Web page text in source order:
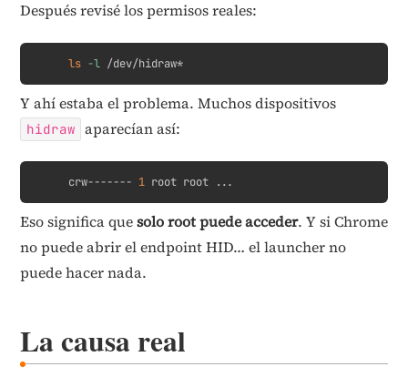
Después revisé los permisos reales:
ls -l /dev/hidraw*
Y ahí estaba el problema. Muchos dispositivos
hidraw aparecían así:
crw------- 1 root root ...
Eso significa quesolo root puede acceder. Y si Chrome
no puede abrir el endpoint HID… el launcher no
puede hacer nada.
La causa real